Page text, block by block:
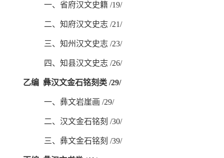
一、省府汉文史籍 /19/
二、知府汉文史志 /21/
三、知州汉文史志 /23/
四、知县汉文史志 /26/
乙编 彝汉文金石铭刻类 /29/
一、彝文岩崖画 /29/
二、汉文金石铭刻 /30/
三、彝文金石铭刻 /39/